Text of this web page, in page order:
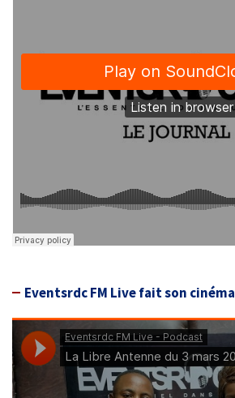
Eventsrdc FM Live fait son cinéma